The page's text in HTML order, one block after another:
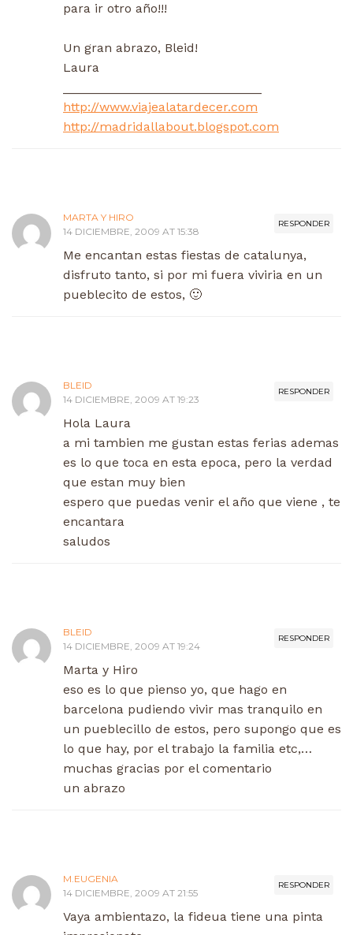
para ir otro año!!!
Un gran abrazo, Bleid!
Laura
http://www.viajealatardecer.com
http://madridallabout.blogspot.com
RESPONDER
MARTA Y HIRO
14 DICIEMBRE, 2009 AT 15:38
Me encantan estas fiestas de catalunya,
disfruto tanto, si por mi fuera viviria en un
pueblecito de estos, 🙂
RESPONDER
BLEID
14 DICIEMBRE, 2009 AT 19:23
Hola Laura
a mi tambien me gustan estas ferias ademas
es lo que toca en esta epoca, pero la verdad
que estan muy bien
espero que puedas venir el año que viene , te
encantara
saludos
RESPONDER
BLEID
14 DICIEMBRE, 2009 AT 19:24
Marta y Hiro
eso es lo que pienso yo, que hago en
barcelona pudiendo vivir mas tranquilo en
un pueblecillo de estos, pero supongo que es
lo que hay, por el trabajo la familia etc,…
muchas gracias por el comentario
un abrazo
RESPONDER
M.EUGENIA
14 DICIEMBRE, 2009 AT 21:55
Vaya ambientazo, la fideua tiene una pinta